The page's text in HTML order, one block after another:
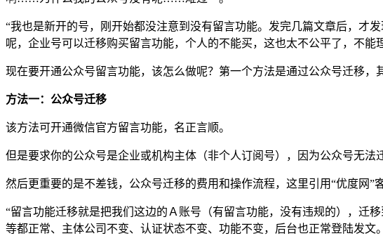
“我也是新开的号，刚开始都没注意到没有留言功能。发完几篇文章后，
呢，企业号可以迁移购买留言功能，个人的不能买，这也太不公平了，不
现在要开通公众号留言功能，该怎么做呢？第一个方法是通过公众号迁移，
方法一：公众号迁移
该方法可开通微信官方留言功能，名正言顺。
但是要求你的公众号是企业或机构主体（非个人订阅号），因为公众号无法
然后更重要的是不差钱，公众号迁移的费用和操作流程，这里引用“优度网”
“留言功能迁移就是把我们这边的Ａ账号（有留言功能，没有违规的），迁
等都正常、主体公司不变、认证状态不变、功能不变，后台也正常登陆发